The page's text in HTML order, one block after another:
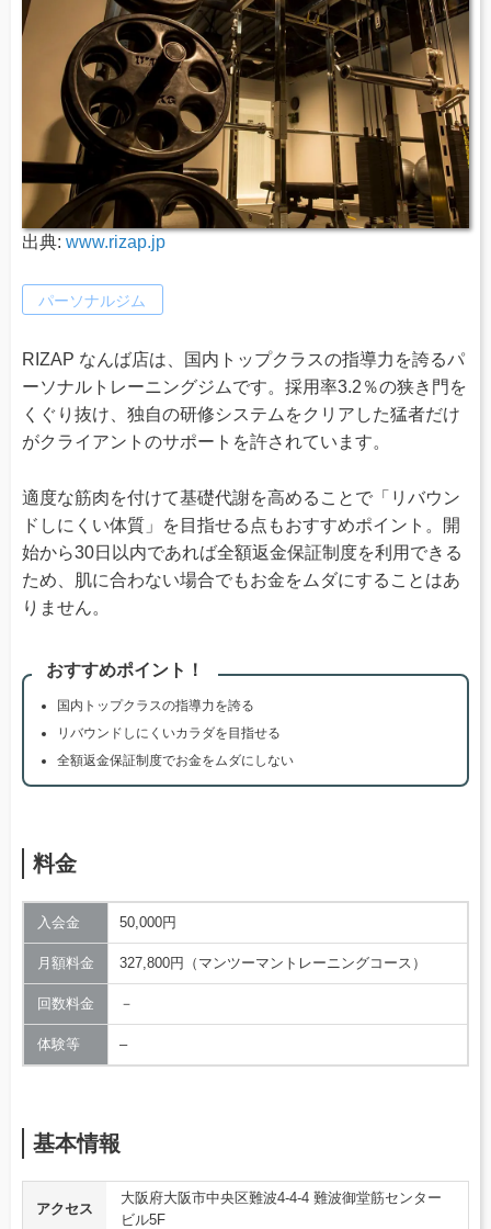
出典: www.rizap.jp
パーソナルジム
RIZAP なんば店は、国内トップクラスの指導力を誇るパ
ーソナルトレーニングジムです。採用率3.2％の狭き門を
くぐり抜け、独自の研修システムをクリアした猛者だけ
がクライアントのサポートを許されています。
適度な筋肉を付けて基礎代謝を高めることで「リバウン
ドしにくい体質」を目指せる点もおすすめポイント。開
始から30日以内であれば全額返金保証制度を利用できる
ため、肌に合わない場合でもお金をムダにすることはあ
りません。
おすすめポイント！
国内トップクラスの指導力を誇る
リバウンドしにくいカラダを目指せる
全額返金保証制度でお金をムダにしない
料金
入会金 50,000円
月額料金 327,800円（マンツーマントレーニングコース）
回数料金 －
体験等 –
基本情報
アクセス
大阪府大阪市中央区難波4-4-4 難波御堂筋センター
ビル5F